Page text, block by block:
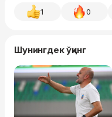
1 0
Шунингдек ўқинг